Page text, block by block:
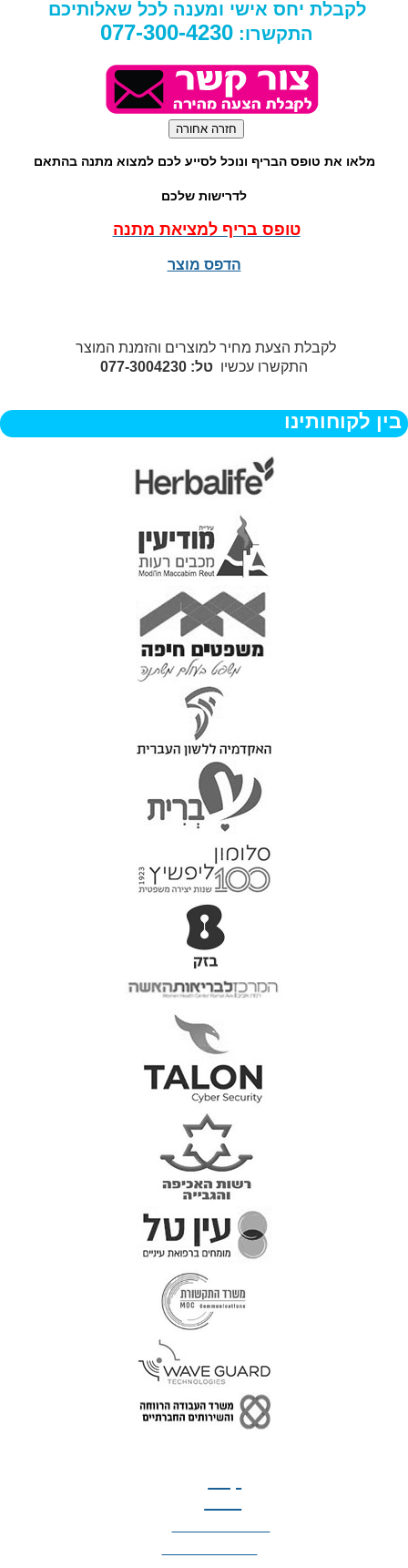
לקבלת יחס אישי ומענה לכל שאלותיכם
התקשרו: 077-300-4230
מלאו את טופס הבריף ונוכל לסייע לכם למצוא מתנה בהתאם
לדרישות שלכם
טופס בריף למציאת מתנה
הדפס מוצר
לקבלת הצעת מחיר למוצרים והזמנת המוצר
התקשרו עכשיו טל: 077-3004230
בין לקוחותינו